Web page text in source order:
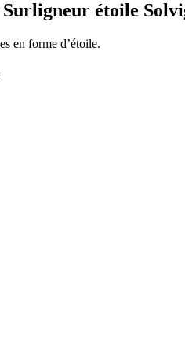
étoile
en forme d’étoile.